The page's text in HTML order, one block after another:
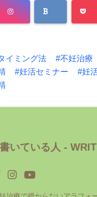
イミング法
不妊治療
妊活セミナー
妊
いている人 -